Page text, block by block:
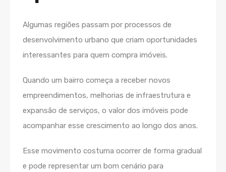
Algumas regiões passam por processos de
desenvolvimento urbano que criam oportunidades
interessantes para quem compra imóveis.
Quando um bairro começa a receber novos
empreendimentos, melhorias de infraestrutura e
expansão de serviços, o valor dos imóveis pode
acompanhar esse crescimento ao longo dos anos.
Esse movimento costuma ocorrer de forma gradual
e pode representar um bom cenário para